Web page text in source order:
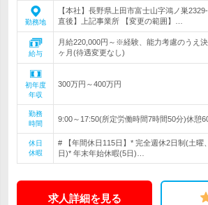
勤務地
【本社】長野県上田市富士山字鴻ノ巣
直後】上記事業所 【変更の範囲】…
給与
月給220,000円～※経験、能力考慮のうえ
ヶ月(待遇変更なし)
初年度
年収
300万円～400万円
勤務
時間
9:00～17:50(所定労働時間7時間50分)休憩
休日
休暇
# 【年間休日115日】* 完全週休2日制(土曜
日)* 年末年始休暇(5日)…
求人詳細を見る